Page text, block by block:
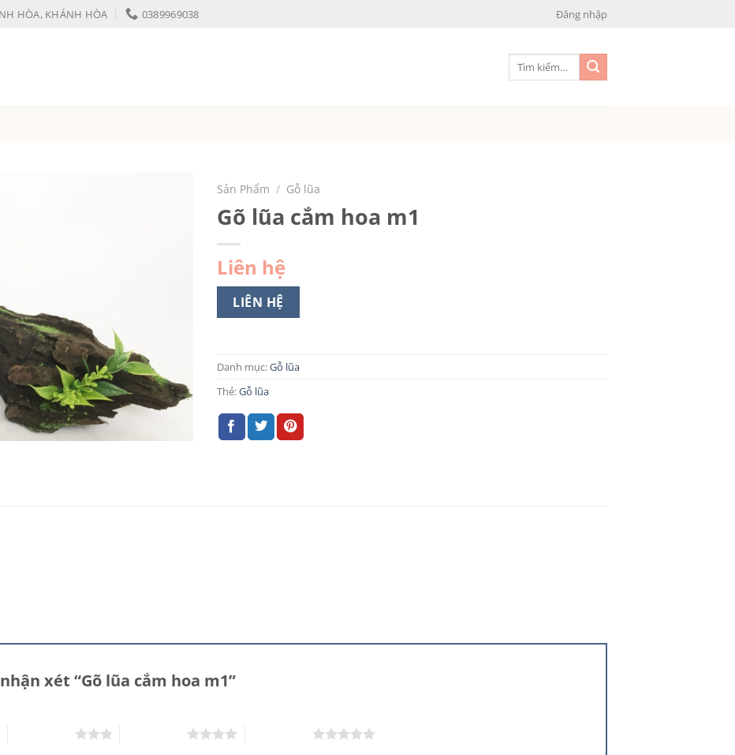
HÒA, KHÁNH HÒA 0389969038 Đăng nhập
Tìm
Sản Phẩm / Gỗ lũa
Gõ lũa cắm hoa m1
Liên hệ
LIÊN HỆ
Danh mục:Gỗ lũa
Thẻ:Gỗ lũa
xét “Gõ lũa cắm hoa m1”